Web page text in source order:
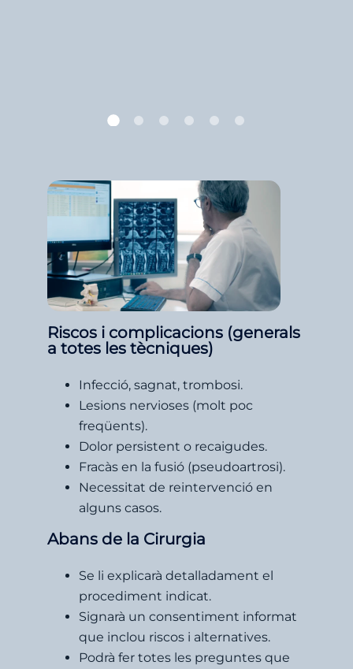
Riscos i complicacions (generals
a totes les tècniques)
Infecció, sagnat, trombosi.
Lesions nervioses (molt poc
freqüents).
Dolor persistent o recaigudes.
Fracàs en la fusió (pseudoartrosi).
Necessitat de reintervenció en
alguns casos.
Abans de la Cirurgia
Se li explicarà detalladament el
procediment indicat.
Signarà un consentiment informat
que inclou riscos i alternatives.
Podrà fer totes les preguntes que